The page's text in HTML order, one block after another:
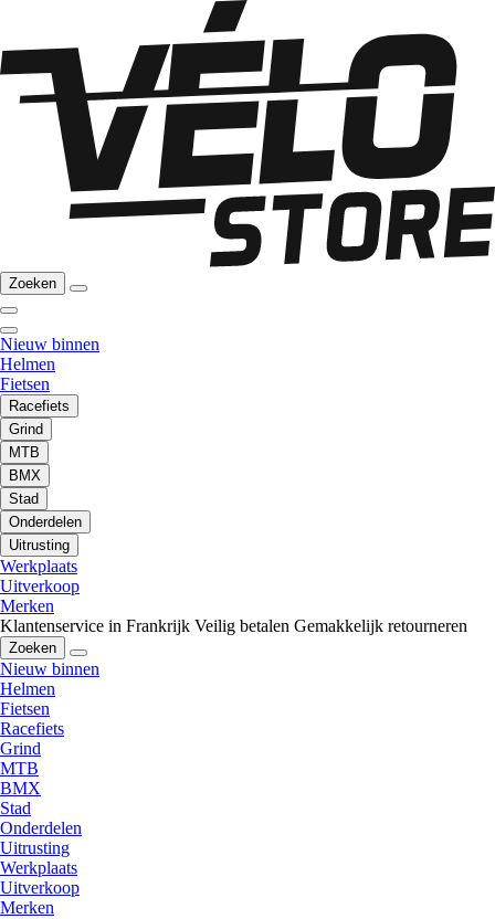
Zoeken
Nieuw binnen
Helmen
Fietsen
Racefiets
Grind
MTB
BMX
Stad
Onderdelen
Uitrusting
Werkplaats
Uitverkoop
Merken
Klantenservice in Frankrijk Veilig betalen Gemakkelijk retourneren
Zoeken
Nieuw binnen
Helmen
Fietsen
Racefiets
Grind
MTB
BMX
Stad
Onderdelen
Uitrusting
Werkplaats
Uitverkoop
Merken